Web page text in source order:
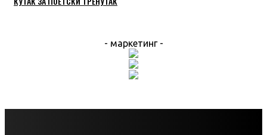
- маркетинг -